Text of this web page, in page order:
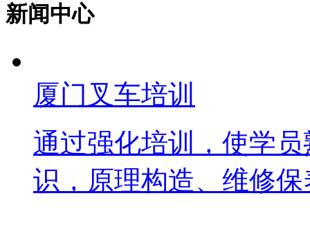
新闻中心
厦门叉车培训
通过强化培训，使学
识，原理构造、维修